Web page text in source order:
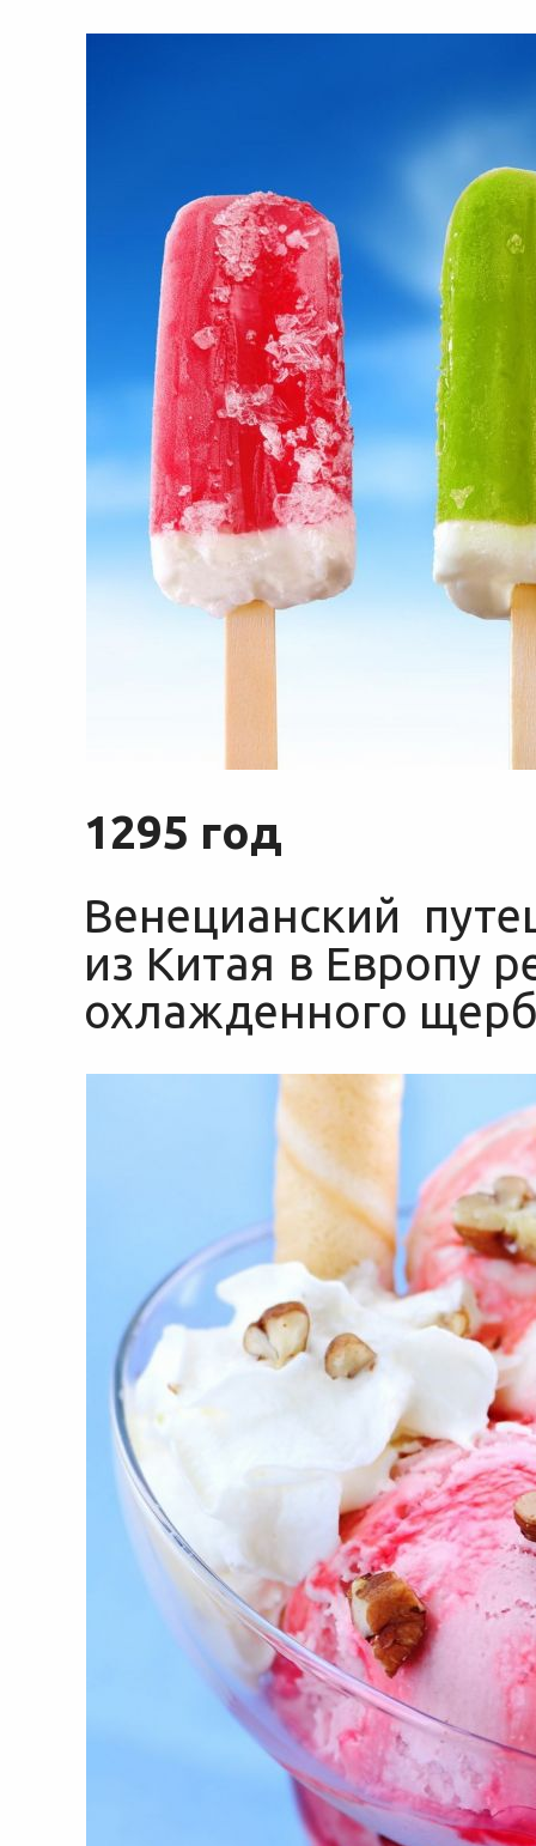
1295 год
Венецианский
из Китая в Европу
охлажденного